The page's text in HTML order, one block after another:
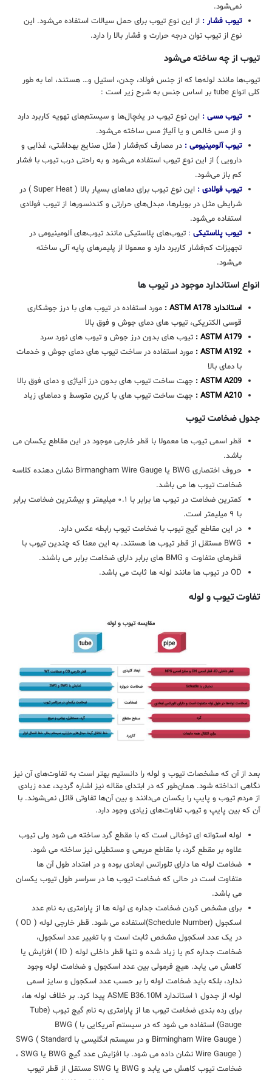
نمی‌شود.
تیوب فشار : از این نوع تیوب برای حمل سیالات استفاده می‌شود. این
نوع از تیوب توان درجه حرارت و فشار بالا را دارد.
تیوب از چه ساخته می‌شود
تیوب‌ها مانند لوله‌ها که از جنس فولاد، چدن، استیل و… هستند، اما به طور
کلی انواع tube بر اساس جنس به شرح زیر است :
تیوب مسی : این نوع تیوب در یخچال‌ها و سیستم‌های تهویه کاربرد دارد
و از مس خالص و یا آلیاژ مس ساخته می‌شود.
تیوب آلومینیومی : در مصارف کم‌فشار ( مثل صنایع بهداشتی، غذایی و
دارویی ) از این نوع تیوب استفاده می‌شود و به راحتی درب تیوب با فشار
کم باز می‌شود.
تیوب فولادی :
این نوع تیوب برای دماهای بسیار بالا ( Super Heat ) در
شرایطی مثل در بویلرها، مبدل‌های حرارتی و کندنسورها از تیوب فولادی
استفاده می‌شود.
تیوب پلاستیکی: تیوب‌های پلاستیکی مانند تیوب‌های آلومینیومی در
تجهیزات کم‌فشار کاربرد دارد و معمولا از پلیمرهای پایه آلی ساخته
می‌شود.
انواع استاندارد موجود در تیوب ها
استاندارد ASTM A178 :
مورد استفاده در تیوب های با درز جوشکاری
قوسی الکتریکی، تیوب های دمای جوش و فوق بالا
ASTM A179 :
تیوب های بدون درز جوش و تیوب های نورد سرد
ASTM A192 :
مورد استفاده در ساخت تیوب های دمای جوش و خدمات
با دمای بالا
ASTM A209 :
جهت ساخت تیوب های بدون درز آلیاژی و دمای فوق بالا
ASTM A210 :
جهت ساخت تیوب های با کربن متوسط و دماهای زیاد
جدول ضخامت تیوب
قطر اسمی تیوب ها معمولا با قطر خارجی موجود در این مقاطع یکسان می
باشد.
حروف اختصاری BWG یا Birmangham Wire Gauge نشان دهنده کلاسه
ضخامت تیوب ها می باشد.
کمترین ضخامت در تیوب ها برابر با ۰.۱ میلیمتر و بیشترین ضخامت برابر
با ۹ میلیمتر است.
در این مقاطع گیج تیوب با ضخامت تیوب رابطه عکس دارد.
BWG مستقل از قطر تیوب ها هستند. به این معنا که چندین تیوب با
قطرهای متفاوت و BMG های برابر دارای ضخامت برابر می باشند.
OD در تیوب ها مانند لوله ها ثابت می باشد.
تفاوت تیوب و لوله
بعد از آن ‌که مشخصات تیوب و لوله را دانستیم بهتر است به تفاوت‌های آن نیز
نگاهی انداخته شود. همان‌طور که در ابتدای مقاله نیز اشاره گردید، عده‌ زیادی
از مردم تیوب و پایپ را یکسان می‌دانند و بین آن‌ها تفاوتی قائل نمی‌شوند. با
آن ‌که بین پایپ و تیوب تفاوت‌های زیادی وجود دارد.
لوله استوانه ای توخالی است که با مقطع گرد ساخته می شود ولی تیوب
علاوه بر مقطع گرد، با مقاطع مربعی و مستطیلی نیز ساخته می شود.
ضخامت لوله ها دارای تلورانس ابعادی بوده و در امتداد طول آن ها
متفاوت است در حالی که ضخامت تیوب ها در سراسر طول تیوب یکسان
می باشد.
برای مشخص کردن ضخامت جداره­ ی لوله ها از پارامتری به نام عدد
اسکجول (Schedule Number)استفاده می شود. قطر خارجی لوله ( OD )
در یک عدد اسکجول مشخص ثابت است و با تغییر عدد اسکجول،
ضخامت جداره کم یا زیاد شده و تنها قطر داخلی لوله ( ID ) افزایش یا
کاهش می یابد. هیچ فرمولی بین عدد اسکجول و ضخامت لوله وجود
ندارد، بلکه باید ضخامت لوله را بر حسب عدد اسکجول و سایز اسمی
لوله از جدول ۱ استاندارد ASME B36.10M پیدا کرد. بر خلاف لوله ها،
برای رده بندی ضخامت تیوب ها از پارامتری به نام گیج تیوب (Tube
Gauge) استفاده می شود که در سیستم آمریکایی با BWG (
Birmingham Wire Gauge ) و در سیستم انگلیسی با SWG ( Standard
Wire Gauge ) نشان داده می شود. با افزایش عدد گیج BWG یا SWG ،
ضخامت تیوب کاهش می یابد و BWG یا SWG مستقل از قطر تیوب